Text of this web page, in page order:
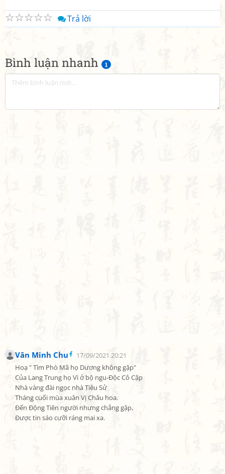
Bình luận nhanh 1
Văn Minh Chu
17/09/2021 20:21
Hoạ " Tìm Phò Mã họ Dương không gặp"
Của Lang Trung họ Vì ở bộ ngu-Độc Cô Cập
Nhà vàng đài ngọc nhà Tiêu Sử
Tháng cuối mùa xuân Vị Châu hoa.
Đến Động Tiên người nhưng chẳng gặp,
Được tin sáo cưỡi ráng mai xa.
☆
☆
☆
☆
☆ Trả lời